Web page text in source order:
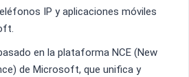
IP y aplicaciones móviles
en la plataforma NCE (New
de Microsoft, que unifica y